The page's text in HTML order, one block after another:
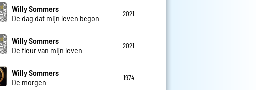
Willy Sommers
De dag dat mijn leven begon
2021
Willy Sommers
De fleur van mijn leven
2021
Willy Sommers
De morgen
1974